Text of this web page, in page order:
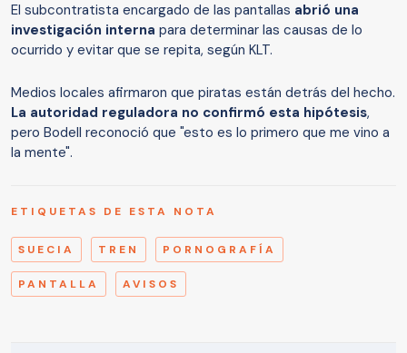
El subcontratista encargado de las pantallas abrió una
investigación interna para determinar las causas de lo
ocurrido y evitar que se repita, según KLT.
Medios locales afirmaron que piratas están detrás del hecho.
La autoridad reguladora no confirmó esta hipótesis,
pero Bodell reconoció que "esto es lo primero que me vino a
la mente".
ETIQUETAS DE ESTA NOTA
SUECIA TREN PORNOGRAFÍA
PANTALLA AVISOS